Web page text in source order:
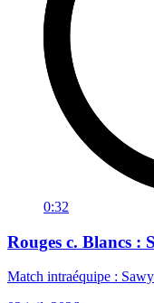
0:32
Rouges c. Blancs :
Match intraéquipe :